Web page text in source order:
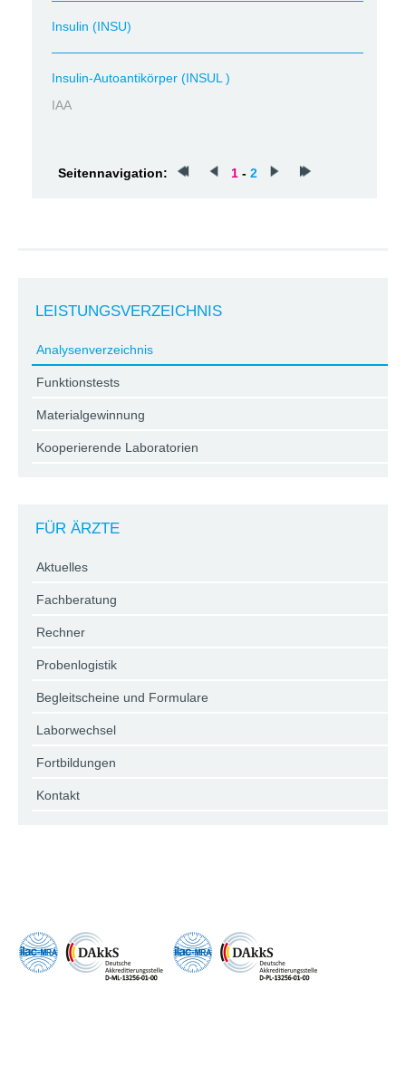
Insulin (INSU)
Insulin-Autoantikörper (INSUL )
IAA
Seitennavigation: 1 - 2
LEISTUNGSVERZEICHNIS
Analysenverzeichnis
Funktionstests
Materialgewinnung
Kooperierende Laboratorien
FÜR ÄRZTE
Aktuelles
Fachberatung
Rechner
Probenlogistik
Begleitscheine und Formulare
Laborwechsel
Fortbildungen
Kontakt